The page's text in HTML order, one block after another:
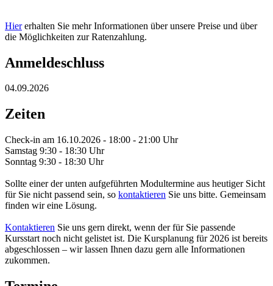
Hiererhalten Sie mehr Informationen über unsere Preise und über
die Möglichkeiten zur Ratenzahlung.
Anmeldeschluss
04.09.2026
Zeiten
Check-in am 16.10.2026 - 18:00 - 21:00 Uhr
Samstag 9:30 - 18:30 Uhr
Sonntag 9:30 - 18:30 Uhr
Sollte einer der unten aufgeführten Modultermine aus heutiger Sicht
für Sie nicht passend sein, so kontaktieren Sie uns bitte. Gemeinsam
finden wir eine Lösung.
Kontaktieren Sie uns gern direkt, wenn der für Sie passende
Kursstart noch nicht gelistet ist. Die Kursplanung für 2026 ist bereits
abgeschlossen – wir lassen Ihnen dazu gern alle Informationen
zukommen.